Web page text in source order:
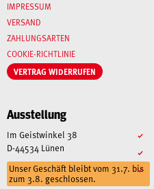
IMPRESSUM
VERSAND
ZAHLUNGSARTEN
COOKIE-RICHTLINIE
VERTRAG WIDERRUFEN
Ausstellung
Im Geistwinkel 38
D-44534 Lünen
Unser Geschäft bleibt vom 31.7. bis
zum 3.8. geschlossen.